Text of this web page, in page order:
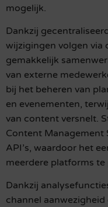
mogelijk.
Dankzij
wijzigingen volgen via
gemakkelijk
van externe
bij het beheren van
en evenementen,
van content versnelt.
Content Management
API’s, waardoor het
meerdere platforms te
Dankzij
channel